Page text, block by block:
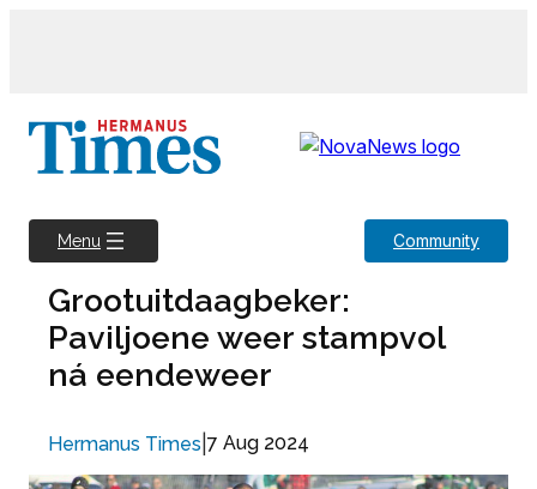
Menu Community
Grootuitdaagbeker:
Paviljoene weer stampvol
ná eendeweer
Hermanus Times 7 Aug 2024